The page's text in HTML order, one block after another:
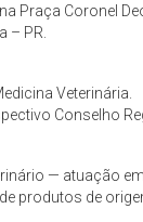
Praça Coronel
– PR.
Veterinária.
Conselho
— atuação
produtos de